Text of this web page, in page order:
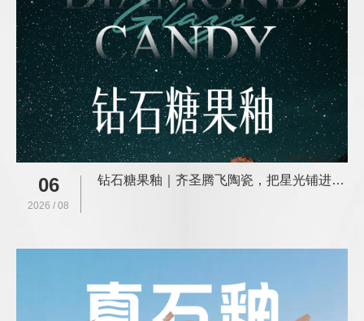
06
2026 / 08
钻石糖果釉｜齐圣腾飞陶瓷，把星光铺进家里